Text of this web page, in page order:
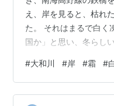
え、岸を見ると、枯れ
た。 それはまるで白く
国か」と思い、冬らし
あった
#大和川 #岸 #霜 #